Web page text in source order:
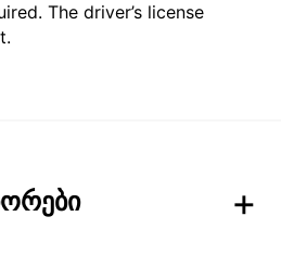
The driver’s license